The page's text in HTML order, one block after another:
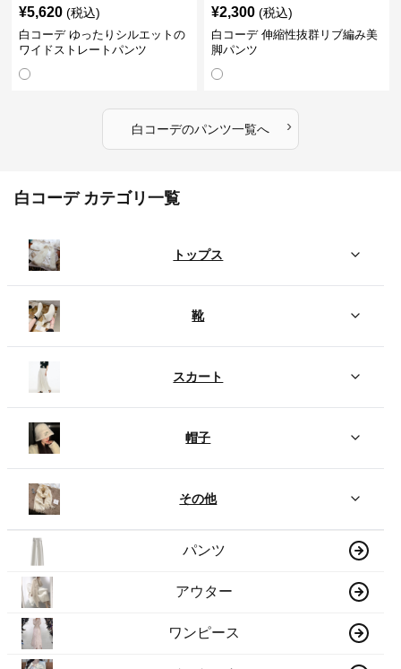
¥5,620 (税込)
白コーデ ゆったりシルエットの
ワイドストレートパンツ
¥2,300 (税込)
白コーデ 伸縮性抜群リブ編み美
脚パンツ
白コーデのパンツ一覧へ ›
白コーデ カテゴリ一覧
トップス
靴
スカート
帽子
その他
パンツ
アウター
ワンピース